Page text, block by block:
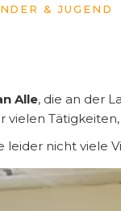
& JUGEND
Alle, die an der
vielen
leider nicht viele